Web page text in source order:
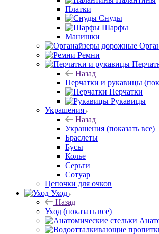
Платки
Снуды
Шарфы
Манишки
Ремни
Назад
Перчатки и рукавицы
Перчатки
Рукавицы
Украшения
Назад
Украшения (показать все)
Браслеты
Бусы
Колье
Серьги
Сотуар
Цепочки для очков
Уход
Назад
Уход (показать все)